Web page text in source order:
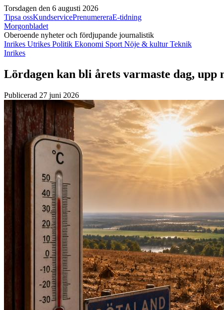
Torsdagen den 6 augusti 2026
Tipsa ossKundservicePrenumereraE-tidning
Morgonbladet
Oberoende nyheter och fördjupande journalistik
Inrikes Utrikes Politik Ekonomi Sport Nöje & kulturTeknik
Inrikes
Lördagen kan bli årets varmaste dag, upp
Publicerad 27 juni 2026